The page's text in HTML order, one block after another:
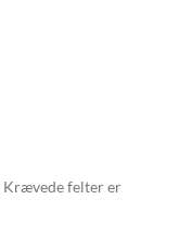
Krævede felter er